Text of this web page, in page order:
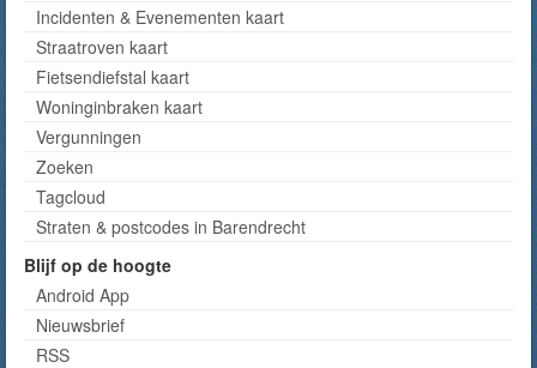
Incidenten & Evenementen kaart
Straatroven kaart
Fietsendiefstal kaart
Woninginbraken kaart
Vergunningen
Zoeken
Tagcloud
Straten & postcodes in Barendrecht
Blijf op de hoogte
Android App
Nieuwsbrief
RSS